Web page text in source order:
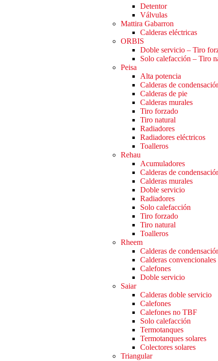
Detentor
Válvulas
Mattira Gabarron
Calderas eléctricas
ORBIS
Doble servicio – Tiro
Solo calefacción – Tiro
Peisa
Alta potencia
Calderas de
Calderas de pie
Calderas murales
Tiro forzado
Tiro natural
Radiadores
Radiadores eléctricos
Toalleros
Rehau
Acumuladores
Calderas de
Calderas murales
Doble servicio
Radiadores
Solo calefacción
Tiro forzado
Tiro natural
Toalleros
Rheem
Calderas de
Calderas convencionales
Calefones
Doble servicio
Saiar
Calderas doble servicio
Calefones
Calefones no TBF
Solo calefacción
Termotanques
Termotanques solares
Colectores solares
Triangular